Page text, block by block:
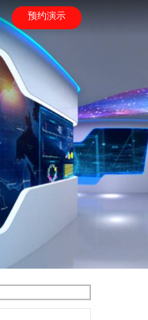
预约演示